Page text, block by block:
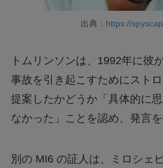
出典： https://
トムリンソンは、1992年に彼
事故を引き起こすためにスト
提案したかどうか「具体的に
なかった」ことを認め、発言を
別の MI6 の証人は、ミロシェ